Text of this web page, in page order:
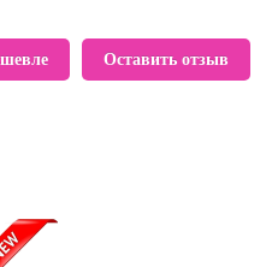
Оставить отзыв